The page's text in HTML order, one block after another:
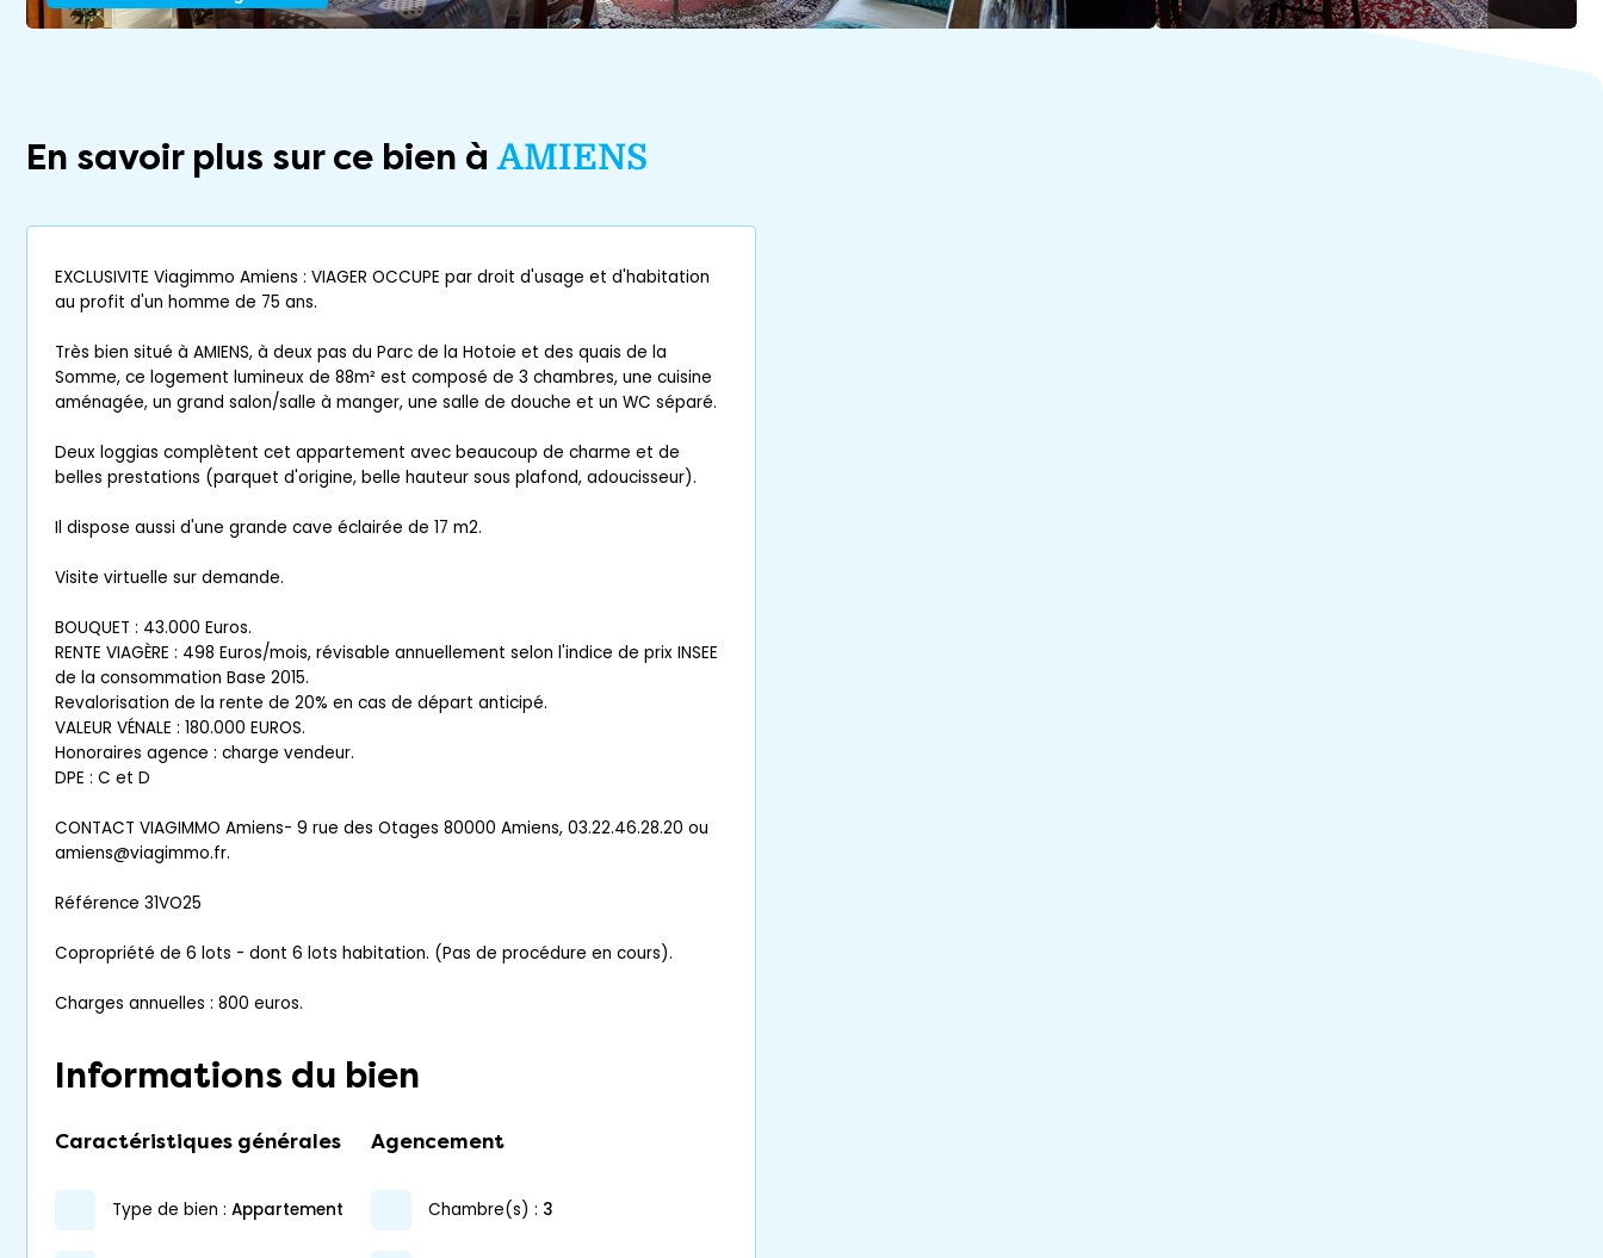
En savoir plus sur ce bien àAMIENS
EXCLUSIVITE Viagimmo Amiens : VIAGER OCCUPE par droit d'usage et d'habitation
au profit d'un homme de 75 ans.
Très bien situé à AMIENS, à deux pas du Parc de la Hotoie et des quais de la
Somme, ce logement lumineux de 88m² est composé de 3 chambres, une cuisine
aménagée, un grand salon/salle à manger, une salle de douche et un WC séparé.
Deux loggias complètent cet appartement avec beaucoup de charme et de
belles prestations (parquet d'origine, belle hauteur sous plafond, adoucisseur).
Il dispose aussi d'une grande cave éclairée de 17 m2.
Visite virtuelle sur demande.
BOUQUET : 43.000 Euros.
RENTE VIAGÈRE : 498 Euros/mois, révisable annuellement selon l'indice de prix INSEE
de la consommation Base 2015.
Revalorisation de la rente de 20% en cas de départ anticipé.
VALEUR VÉNALE : 180.000 EUROS.
Honoraires agence : charge vendeur.
DPE : C et D
CONTACT VIAGIMMO Amiens- 9 rue des Otages 80000 Amiens, 03.22.46.28.20 ou
amiens@viagimmo.fr.
Référence 31VO25
Copropriété de 6 lots - dont 6 lots habitation. (Pas de procédure en cours).
Charges annuelles : 800 euros.
Informations du bien
Caractéristiques générales
type de bien : appartement
Agencement
chambre(s) : 3